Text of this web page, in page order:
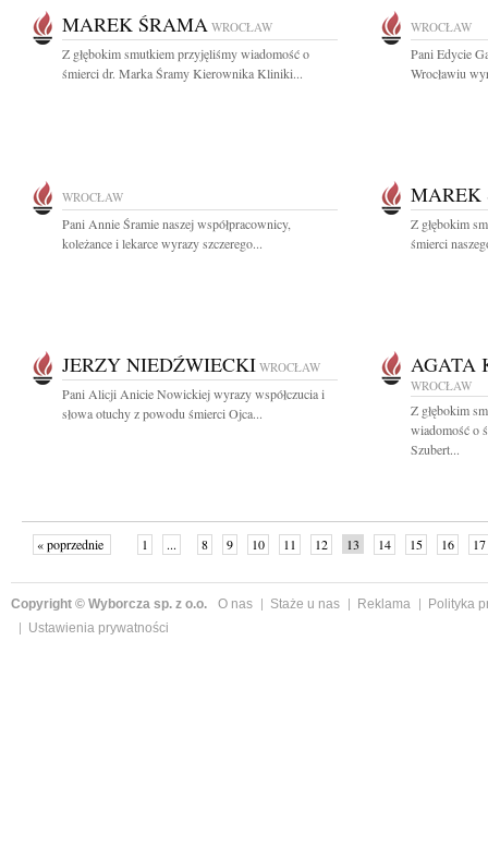
MAREK ŚRAMA WROCŁAW
Z głębokim smutkiem przyjęliśmy wiadomość o
śmierci dr. Marka Śramy Kierownika Kliniki...
WROCŁAW
Pani Edycie
Wrocławiu
WROCŁAW
Pani Annie Śramie naszej współpracownicy,
koleżance i lekarce wyrazy szczerego...
MAREK
Z głębokim
śmierci
JERZY NIEDŹWIECKI WROCŁAW
Pani Alicji Anicie Nowickiej wyrazy współczucia i
słowa otuchy z powodu śmierci Ojca...
AGATA
WROCŁAW
Z głębokim
wiadomość o
Szubert...
« poprzednie 1 ... 8 9 10 11 12 13 14 15 16 17
Copyright © Wyborcza sp. z o.o. O nas Staże u nas Reklama
Polityka
Ustawienia prywatności